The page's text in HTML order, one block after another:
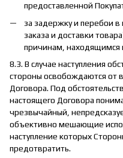
предоставленной
за задержку и перебои в
заказа и доставки
причинам, находящимся
8.3. В случае наступления
стороны освобождаются от
Договора. Под
настоящего Договора
чрезвычайный,
объективно мешающие
наступление которых
предотвратить.